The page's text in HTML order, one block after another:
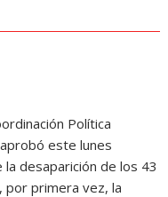
Política
este lunes
desaparición de los 43
por primera vez, la